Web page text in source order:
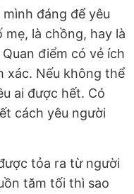
đáng để yêu
là chồng, hay là
điểm có vẻ ích
xác. Nếu không thể
ai được hết. Có
cách yêu người
tỏa ra từ người
tăm tối thì sao